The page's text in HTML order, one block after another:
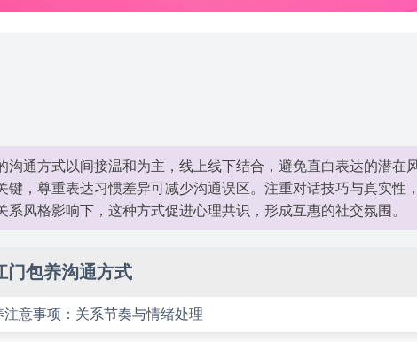
沟通方式以间接温和为主，线上线下结合，避免直白表达的潜在
键，尊重表达习惯差异可减少沟通误区。注重对话技巧与真实性
系风格影响下，这种方式促进心理共识，形成互惠的社交氛围。
门包养沟通方式
注意事项：关系节奏与情绪处理